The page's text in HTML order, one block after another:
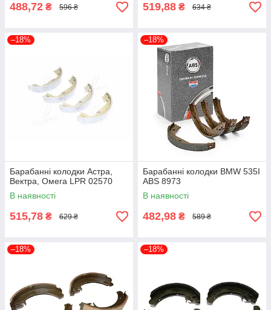
488,72 ₴ 596 ₴ 519,88 ₴ 634 ₴
–18%
Барабанні колодки Астра,
Вектра, Омега LPR 02570
В наявності
515,78 ₴ 629 ₴
–18%
Барабанні колодки BMW 535I
ABS 8973
В наявності
482,98 ₴ 589 ₴
–18% –18%